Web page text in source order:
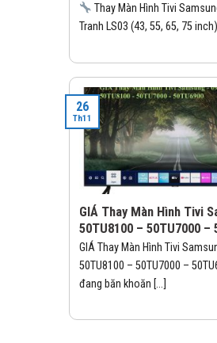
Thay Màn Hình Tivi
Tranh LS03 (43, 55, 65, 75
GIÁ Thay Màn Hình Tivi
50TU8100 – 50TU7000 –
GIÁ Thay Màn Hình Tivi
50TU8100 – 50TU7000 –
đang băn khoăn [...]
26
Th11